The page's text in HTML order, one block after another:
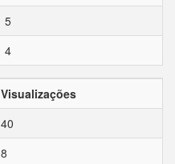
5
4
Visualizações
40
8